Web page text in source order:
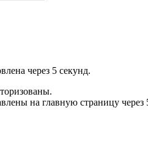
через 5 секунд.
на главную страницу через